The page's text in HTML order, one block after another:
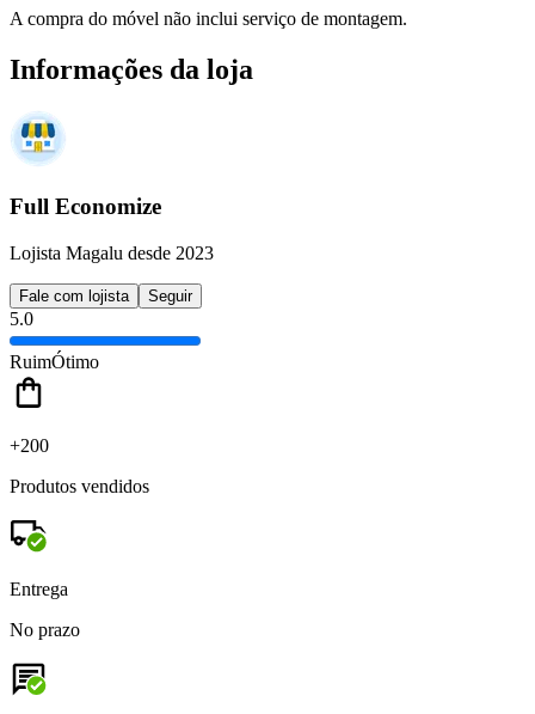
A compra do móvel não inclui serviço de montagem.
Informações da loja
Full Economize
Lojista Magalu desde 2023
Fale com lojista Seguir
5.0
RuimÓtimo
+200
Produtos vendidos
Entrega
No prazo